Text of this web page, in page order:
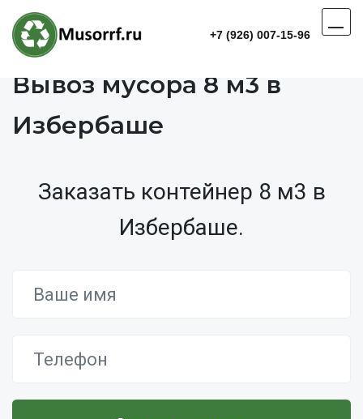
+7 (926) 007-15-96
Вывоз мусора 8 м3 в
Избербаше
Заказать контейнер 8 м3 в
Избербаше.